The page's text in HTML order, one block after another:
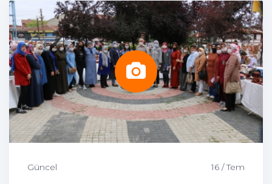
Güncel 16 / Tem